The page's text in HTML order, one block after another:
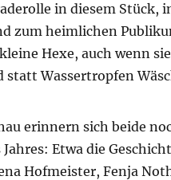
in diesem Stück,
zum heimlichen
Hexe, auch wenn
statt Wassertropfen
erinnern sich beide
Etwa die
Hofmeister, Fenja